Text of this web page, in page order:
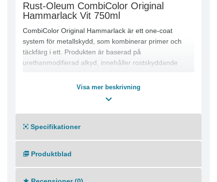
Rust-Oleum CombiColor Original
Hammarlack Vit 750ml
CombiColor Original Hammarlack är ett one-coat
system för metallskydd, som kombinerar primer och
täckfärg i ett. Produkten är baserad på
urethanmodifierad alkyd, innehåller rostskyddande
Hammarlacksfärgen ger hög täckförmåga, är
Rekommenderad användning:
Appliceras på metallrena eller manuellt avrostade
rekommenderas CombiPrimer Anti-Corrosion
3369/3380 före applicering.
Tekniska data:
Visa mer beskrivning
Specifikationer
Produktblad